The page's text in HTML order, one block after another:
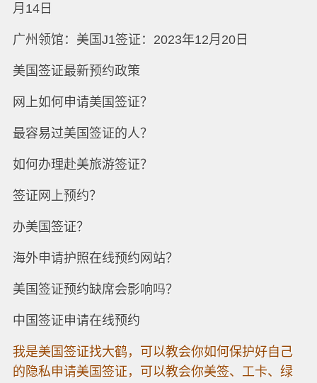
月14日
广州领馆：美国J1签证：2023年12月20日
美国签证最新预约政策
网上如何申请美国签证？
最容易过美国签证的人？
如何办理赴美旅游签证？
签证网上预约？
办美国签证？
海外申请护照在线预约网站？
美国签证预约缺席会影响吗？
中国签证申请在线预约
我是美国签证找大鹤，可以教会你如何保护好自己
的隐私申请美国签证，可以教会你美签、工卡、绿